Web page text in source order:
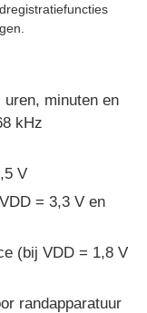
uren, minuten en
kHz
V
= 3,3 V en
(bij VDD = 1,8 V
randapparatuur